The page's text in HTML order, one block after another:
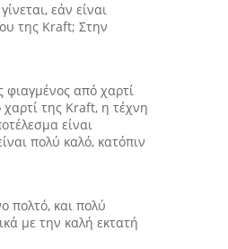
εάν είναι
της Kraft; Στην
φιαγμένος από χαρτί
της Kraft, η τέχνη
είναι
πολύ καλό, κατόπιν
πολτό, και πολύ
με την καλή εκτατή